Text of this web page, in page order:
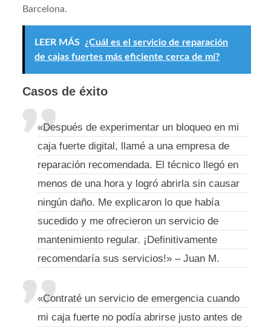
Barcelona.
LEER MÁS ¿Cuál es el servicio de reparación
de cajas fuertes más eficiente cerca de mí?
Casos de éxito
«Después de experimentar un bloqueo en mi
caja fuerte digital, llamé a una empresa de
reparación recomendada. El técnico llegó en
menos de una hora y logró abrirla sin causar
ningún daño. Me explicaron lo que había
sucedido y me ofrecieron un servicio de
mantenimiento regular. ¡Definitivamente
recomendaría sus servicios!» – Juan M.
«Contraté un servicio de emergencia cuando
mi caja fuerte no podía abrirse justo antes de